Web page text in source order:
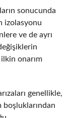
sonucunda
izolasyonu
ve de ayrı
onarım
genellikle,
boşluklarından